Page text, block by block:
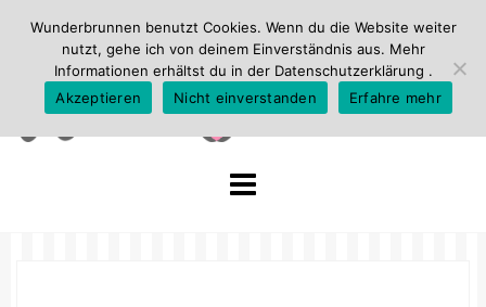
Wunderbrunnen benutzt Cookies. Wenn du die Website weiter
nutzt, gehe ich von deinem Einverständnis aus. Mehr
Informationen erhältst du in der Datenschutzerklärung .
Akzeptieren
Nicht einverstanden Erfahre mehr